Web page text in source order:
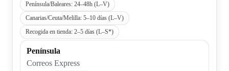
Península/Baleares: 24–48h (L–V)
Canarias/Ceuta/Melilla: 5–10 días (L–V)
Recogida en tienda: 2–5 días (L–S*)
Península
Correos Express